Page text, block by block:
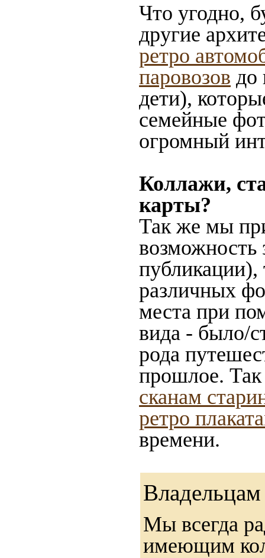
Что угодно,
другие
ретро
паровозов до
дети),
семейные
огромный
Коллажи,
карты?
Так же мы
возможность
публикации),
различных
места при
вида - было/
рода
прошлое.
сканам
ретро
времени.
Мы всегда
имеющим